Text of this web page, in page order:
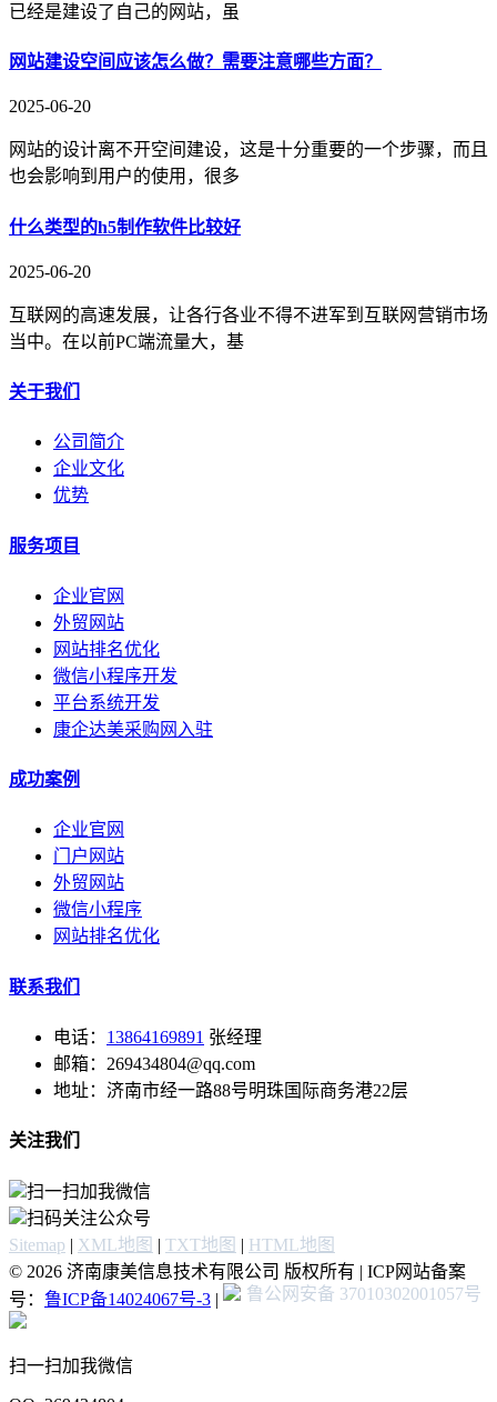
已经是建设了自己的网站，虽
网站建设空间应该怎么做？需要注意哪些方面？
2025-06-20
网站的设计离不开空间建设，这是十分重要的一个步骤，而且
也会影响到用户的使用，很多
什么类型的h5制作软件比较好
2025-06-20
互联网的高速发展，让各行各业不得不进军到互联网营销市场
当中。在以前PC端流量大，基
关于我们
公司简介
企业文化
优势
服务项目
企业官网
外贸网站
网站排名优化
微信小程序开发
平台系统开发
康企达美采购网入驻
成功案例
企业官网
门户网站
外贸网站
微信小程序
网站排名优化
联系我们
电话： 13864169891 张经理
邮箱：269434804@qq.com
地址：济南市经一路88号明珠国际商务港22层
关注我们
扫一扫加我微信
扫码关注公众号
Sitemap | XML地图 | TXT地图 | HTML地图
© 2026 济南康美信息技术有限公司 版权所有 | ICP网站备案
号： 鲁ICP备14024067号-3 | 鲁公网安备 37010302001057号
扫一扫加我微信